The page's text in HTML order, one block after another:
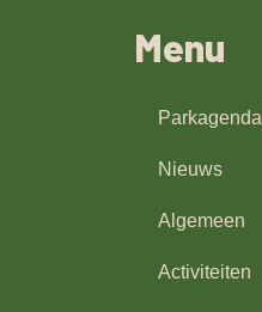
Menu
Parkagenda
Nieuws
Algemeen
Activiteiten